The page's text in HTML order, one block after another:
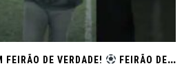
FEIRÃO DE VERDADE! FEIRÃO DE SEMINOVOS EM ALTA – ARACAJU